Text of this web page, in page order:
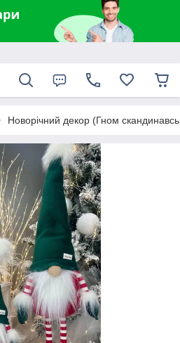
Новорічний декор (Гном